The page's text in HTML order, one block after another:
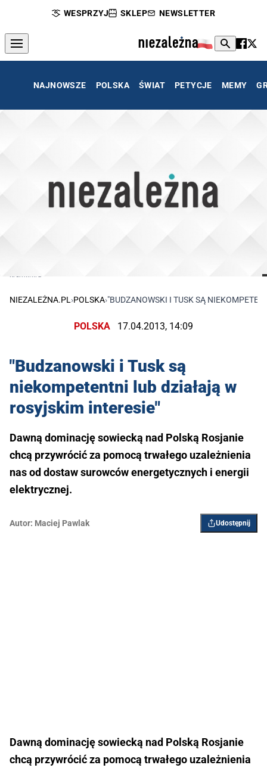
WESPRZYJ SKLEP NEWSLETTER
NAJNOWSZE POLSKA ŚWIAT PETYCJE MEMY
NIEZALEŻNA.PL ›POLSKA›"BUDZANOWSKI I TUSK SĄ
POLSKA 17.04.2013, 14:09
"Budzanowski i Tusk są
niekompetentni lub działają w
rosyjskim interesie"
Dawną dominację sowiecką nad Polską Rosjanie
chcą przywrócić za pomocą trwałego uzależnienia
nas od dostaw surowców energetycznych i energii
elektrycznej.
Autor: Maciej Pawlak Udostępnij
Dawną dominację sowiecką nad Polską Rosjanie
chcą przywrócić za pomocą trwałego uzależnienia